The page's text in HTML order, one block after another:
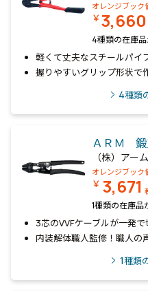
オレンジブック
￥
4種類の在庫
軽くて丈夫なスチールパイ
握りやすいグリップ形状で
4種類
ＡＲＭ 鍛
（株）アー
オレンジブック
￥ 3,671
1種類の在庫品
3芯のVVFケーブルが一発で
内装解体職人監修！職人の
1種類